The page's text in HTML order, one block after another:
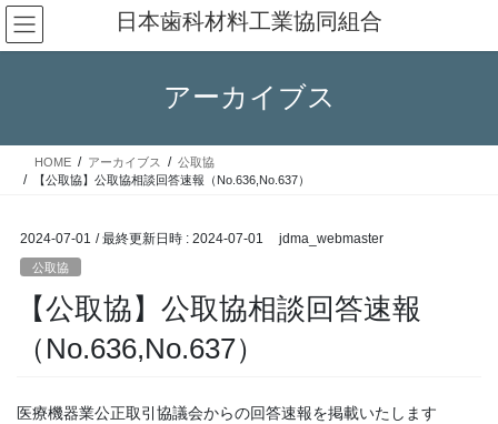
コ
ン
テ
ス
ナ
ビ
ゲ
ン
日本歯科材料工業協同組合
アーカイブス
HOME アーカイブス
公取協
【公取協】公取協相談回答速報（No.636,No.637）
2024-07-01 / 最終更新日時 : 2024-07-01 jdma_webmaster
公取協
【公取協】公取協相談回答速報
（No.636,No.637）
医療機器業公正取引協議会からの回答速報を掲載いたします